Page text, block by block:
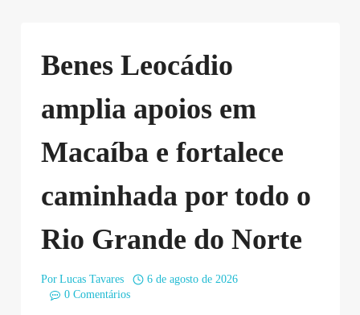
Benes Leocádio
amplia apoios em
Macaíba e fortalece
caminhada por todo o
Rio Grande do Norte
Por Lucas Tavares
6 de agosto de 2026
0 Comentários